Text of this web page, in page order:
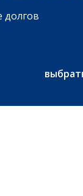
долгов